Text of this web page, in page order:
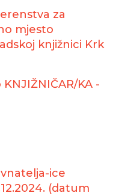
za
mjesto
knjižnici Krk
KA -
ice
(datum